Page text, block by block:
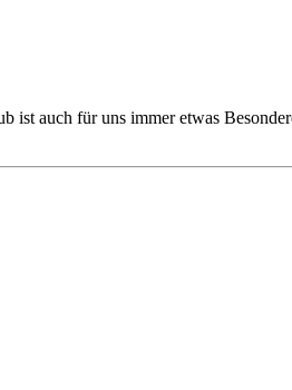
ist auch für uns immer etwas